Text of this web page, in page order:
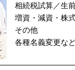
相続税試算／生
増資・減資・株
その他
各種名義変更な